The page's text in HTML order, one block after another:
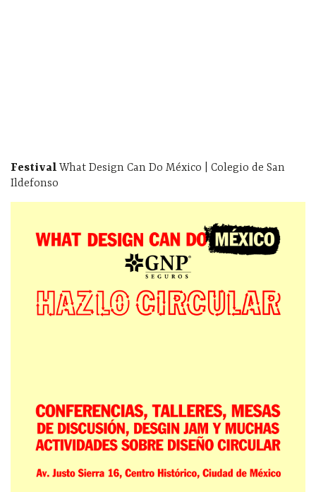
Festival What Design Can Do México | Colegio de San
Ildefonso